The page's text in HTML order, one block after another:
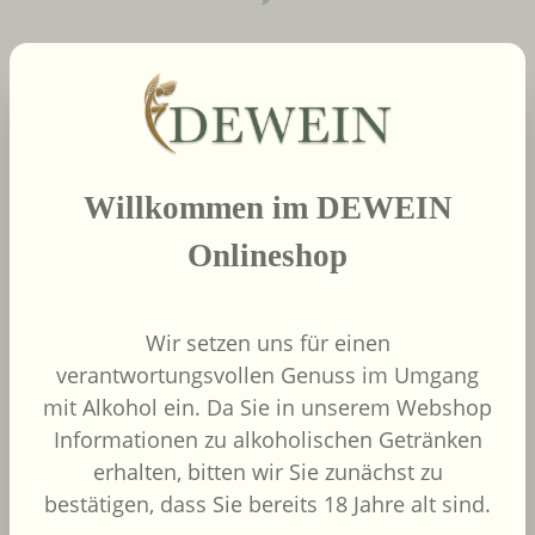
neue Produkte
African Pride Wines
Shiraz / Grenache
African Pride Wines
Grenache, Shiraz
Willkommen im DEWEIN
Onlineshop
Wir setzen uns für einen
verantwortungsvollen Genuss im Umgang
mit Alkohol ein. Da Sie in unserem Webshop
Informationen zu alkoholischen Getränken
erhalten, bitten wir Sie zunächst zu
bestätigen, dass Sie bereits 18 Jahre alt sind.